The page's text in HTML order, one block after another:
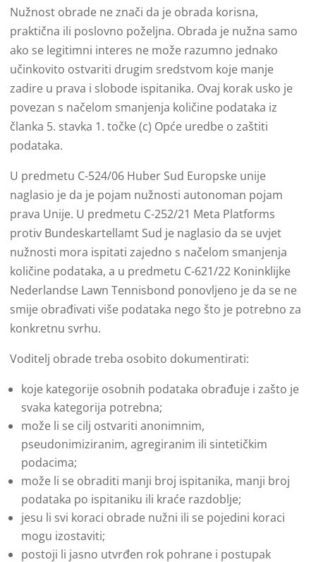
Nužnost obrade ne znači da je obrada korisna,
praktična ili poslovno poželjna. Obrada je nužna samo
ako se legitimni interes ne može razumno jednako
učinkovito ostvariti drugim sredstvom koje manje
zadire u prava i slobode ispitanika. Ovaj korak usko je
povezan s načelom smanjenja količine podataka iz
članka 5. stavka 1. točke (c) Opće uredbe o zaštiti
podataka.
U predmetu C-524/06 Huber Sud Europske unije
naglasio je da je pojam nužnosti autonoman pojam
prava Unije. U predmetu C-252/21 Meta Platforms
protiv Bundeskartellamt Sud je naglasio da se uvjet
nužnosti mora ispitati zajedno s načelom smanjenja
količine podataka, a u predmetu C-621/22 Koninklijke
Nederlandse Lawn Tennisbond ponovljeno je da se ne
smije obrađivati više podataka nego što je potrebno za
konkretnu svrhu.
Voditelj obrade treba osobito dokumentirati:
koje kategorije osobnih podataka obrađuje i zašto je
svaka kategorija potrebna;
može li se cilj ostvariti anonimnim,
pseudonimiziranim, agregiranim ili sintetičkim
podacima;
može li se obraditi manji broj ispitanika, manji broj
podataka po ispitaniku ili kraće razdoblje;
jesu li svi koraci obrade nužni ili se pojedini koraci
mogu izostaviti;
postoji li jasno utvrđen rok pohrane i postupak